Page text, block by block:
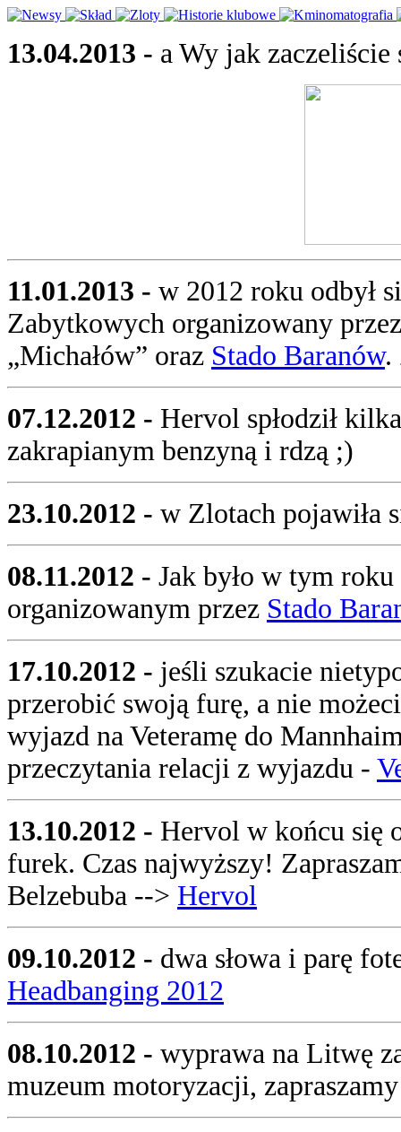
13.04.2013 - a Wy jak zaczeliście
11.01.2013 - w 2012 roku odbył
Zabytkowych organizowany
„Michałów” oraz Stado Baranów.
07.12.2012 - Hervol spłodził
zakrapianym benzyną i rdzą ;)
23.10.2012 - w Zlotach pojawiła
08.11.2012 - Jak było w tym
organizowanym przez Stado
17.10.2012 - jeśli szukacie
przerobić swoją furę, a nie
wyjazd na Veteramę do
przeczytania relacji z wyjazdu -
13.10.2012 - Hervol w końcu się
furek. Czas najwyższy!
Belzebuba --> Hervol
09.10.2012 - dwa słowa i parę
Headbanging 2012
08.10.2012 - wyprawa na Litwę
muzeum motoryzacji,